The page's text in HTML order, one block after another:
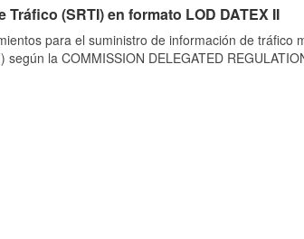
Tráfico (SRTI) en formato LOD DATEX II
para el suministro de información de tráfico
según la COMMISSION DELEGATED